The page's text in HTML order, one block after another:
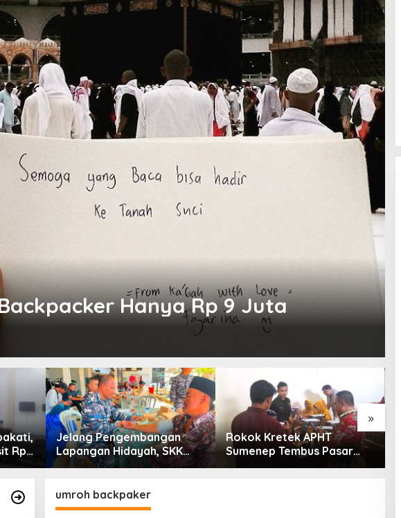
Hanya Rp 9 Juta
»
Rp
Jelang Pengembangan
Lapangan Hidayah, SKK
Migas-PC North Madura II
Nelayan Sampang
Rokok Kretek APHT
Sumenep Tembus Pasar
umroh backpaker